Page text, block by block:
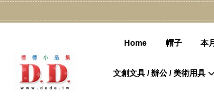
Home 帽子 本
文創文具 / 辦公 / 美術用具